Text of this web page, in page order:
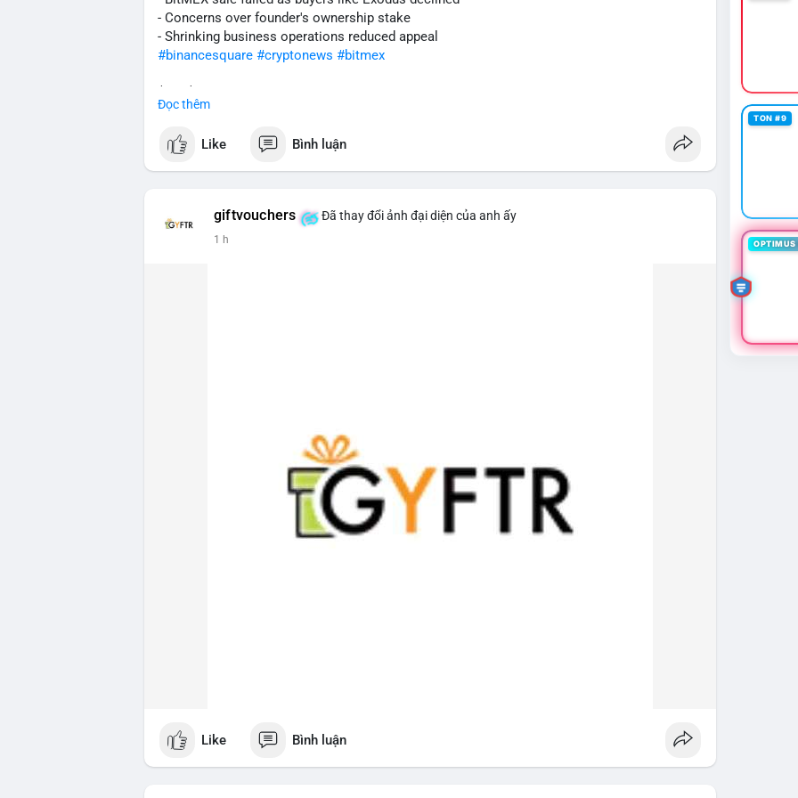
hiện trên sàn giao dịch lớn, hãy cân nhắc giảm vị thế đòn bẩy. Ngược lại, nếu chuyển sang ví
lạnh, đây có thể là tín hiệu tích lũy tích cực. Luôn đặt lệnh stop-loss và tránh FOMO trong
biến động ngắn hạn.
- Concerns over founder's ownership stake
- Shrinking business operations reduced appeal
#binancesquare #cryptonews #bitmex
📰 Nguồn: CoinDesk
Đọc thêm
Like Bình luận
giftvouchers Đã thay đổi ảnh đại diện của anh ấy
1 h
Like Bình luận
TON #9
OPTIMUS